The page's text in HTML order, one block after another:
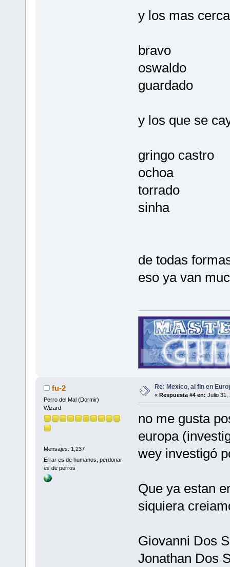
y los mas
bravo
oswaldo
guardado
y los que se
gringo castro
ochoa
torrado
sinha
de todas
eso ya van
fu-2
Perro del Mal (Dormir)
Wizard
Mensajes: 1,237
Errar es de humanos, perdonar
es de perros
Re: Mexico, al fin en
« Respuesta #4 en: Julio 31,
no me gusta
europa
wey investigó
Que ya estan
siquiera
Giovanni Dos
Jonathan Dos